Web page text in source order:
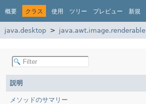
概要 クラス 使用 ツリー プレビュー 新規
java.desktop java.awt.image.renderable
説明
メソッドのサマリー